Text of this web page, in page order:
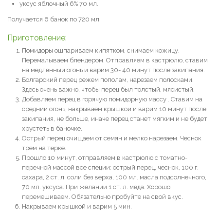
уксус яблочный 6% 70 мл.
Получается 6 банок по 720 мл.
Приготовление:
Помидоры ошпариваем кипятком, снимаем кожицу.
Перемалываем блендером. Отправляем в кастрюлю, ставим
на медленный огонь и варим 30- 40 минут после закипания.
Болгарский перец режем пополам, нарезаем полосками.
Здесь очень важно, чтобы перец был толстый, мясистый.
Добавляем перец в горячую помидорную массу . Ставим на
средний огонь, накрываем крышкой и варим 10 минут после
закипания, не больше, иначе перец станет мягким и не будет
хрустеть в баночке.
Острый перец очищаем от семян и мелко нарезаем. Чеснок
трем на терке.
Прошло 10 минут, отправляем в кастрюлю с томатно-
перечной массой все специи: острый перец, чеснок, 100 г.
сахара, 2 ст. л. соли без верха, 100 мл. масла подсолнечного,
70 мл. уксуса. При желании 1 ст. л. меда. Хорошо
перемешиваем. Обязательно пробуйте на свой вкус.
Накрываем крышкой и варим 5 мин.